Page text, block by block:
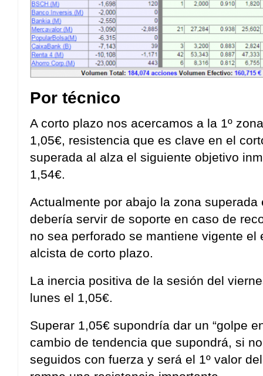
Por técnico
A corto plazo nos acercamos a la 1º
1,05€, resistencia que es clave en el
superada al alza el siguiente objetivo
1,54€.
Actualmente por abajo la zona
debería servir de soporte en caso de
no sea perforado se mantiene vigente
alcista de corto plazo.
La inercia positiva de la sesión del
lunes el 1,05€.
Superar 1,05€ supondría dar un “golpe
cambio de tendencia que supondrá, si
seguidos con fuerza y será el 1º valor